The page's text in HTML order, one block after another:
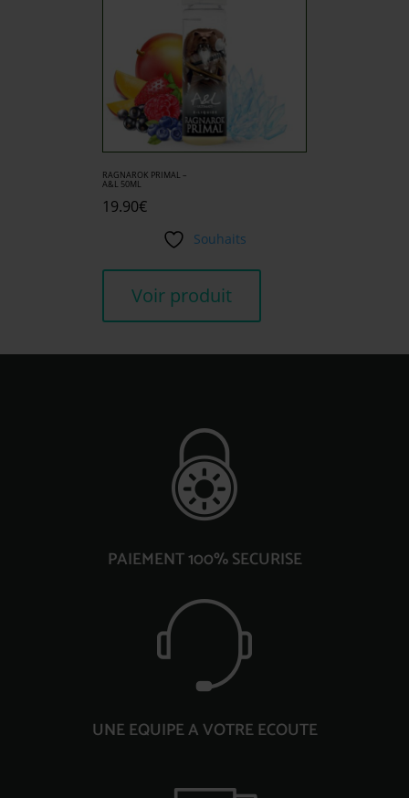
RAGNAROK PRIMAL –
A&L 50ML
19.90€
Souhaits
Voir produit
PAIEMENT 100% SECURISE
UNE EQUIPE A VOTRE ECOUTE